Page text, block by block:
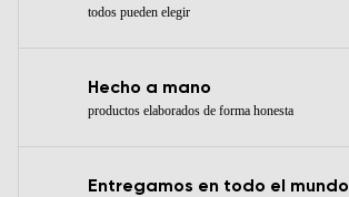
todos pueden elegir
Hecho a mano
productos elaborados de forma honesta
Entregamos en todo el mundo